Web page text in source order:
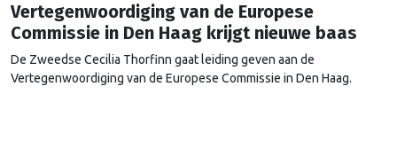
Vertegenwoordiging van de Europese
Commissie in Den Haag krijgt nieuwe baas
De Zweedse Cecilia Thorfinn gaat leiding geven aan de
Vertegenwoordiging van de Europese Commissie in Den Haag.